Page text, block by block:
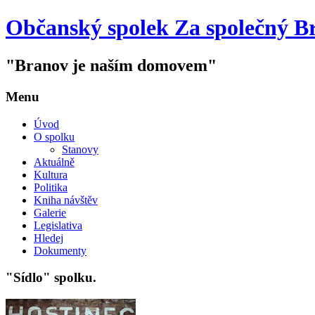
Občanský spolek Za společný
"Branov je naším domovem"
Menu
Úvod
O spolku
Stanovy
Aktuálně
Kultura
Politika
Kniha návštěv
Galerie
Legislativa
Hledej
Dokumenty
"Sídlo" spolku.